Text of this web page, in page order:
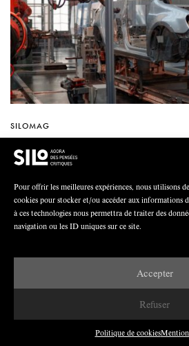
Pour offrir les meilleures expériences, nous utilisons
cookies pour stocker et/ou accéder aux informations
à ces technologies nous permettra de traiter des
navigation ou les ID uniques sur ce site.
Accepter
Refuser
Politique de cookies
SILOMAG
Enjeux
paradigme industriel
Guidé par les intérêts financiers, le
caractérise par un éclatement des
dégrade l’environnement et
les causes écologiques et
conjuguent. Marie-Claire
contours de ce que serait une
sur la définition collective des
économie circulaire, en déclinant
pour la France en particulier.